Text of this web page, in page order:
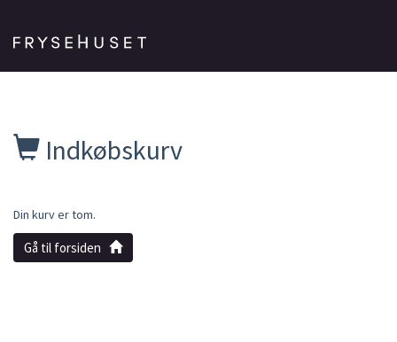
Indkøbskurv
Din kurv er tom.
Gå til forsiden